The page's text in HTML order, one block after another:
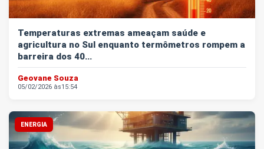
Temperaturas extremas ameaçam saúde e
agricultura no Sul enquanto termômetros rompem a
barreira dos 40...
Geovane Souza
05/02/2026 às15:54
ENERGIA